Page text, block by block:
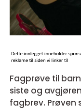
Fagprøve til
siste og
fagbrev. Prøven